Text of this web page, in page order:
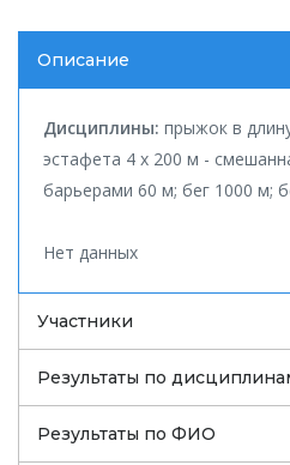
Описание
Дисциплины: прыжок в
эстафета 4 x 200 м -
барьерами 60 м; бег 1000 м;
Нет данных
Участники
Результаты по
Результаты по ФИО